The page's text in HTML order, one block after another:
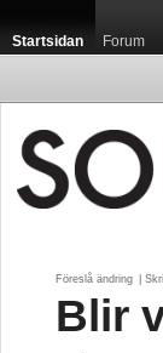
Startsidan Forum
Föreslå ändring
Blir